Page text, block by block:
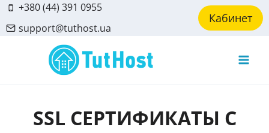
Skip
to
content
+380 (44) 391 0955
support@tuthost.ua
Кабинет
SSL СЕРТИФИКАТЫ С